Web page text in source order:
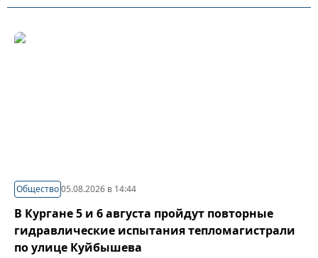
Общество05.08.2026 в 14:44
В Кургане 5 и 6 августа пройдут повторные
гидравлические испытания тепломагистрали
по улице Куйбышева